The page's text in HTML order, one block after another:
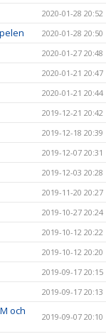
2020-01-28 20:52
2020-01-28 20:50
2020-01-27 20:48
2020-01-21 20:47
2020-01-21 20:44
2019-12-21 20:42
2019-12-18 20:39
2019-12-07 20:31
2019-12-03 20:28
2019-11-20 20:27
2019-10-27 20:24
2019-10-12 20:22
2019-10-12 20:20
2019-09-17 20:15
2019-09-17 20:13
och
2019-09-07 20:10